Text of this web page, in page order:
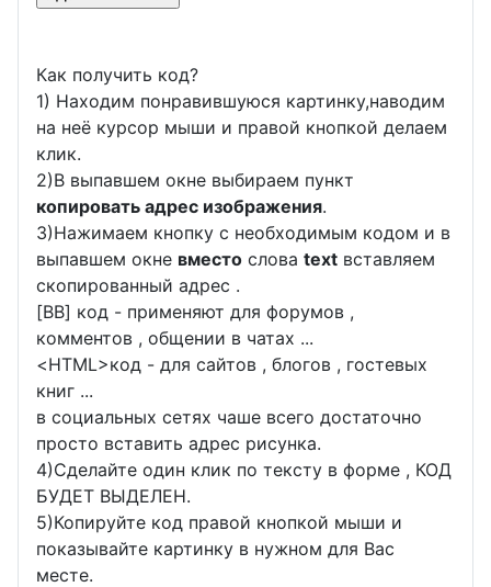
Как получить код?
1) Находим понравившуюся картинку,наводим
на неё курсор мыши и правой кнопкой делаем
клик.
2)В выпавшем окне выбираем пункт
копировать адрес изображения.
3)Нажимаем кнопку с необходимым кодом и в
выпавшем окне вместо слова text вставляем
скопированный адрес .
[BB] код - применяют для форумов ,
комментов , общении в чатах ...
<HTML>код - для сайтов , блогов , гостевых
книг ...
в социальных сетях чаше всего достаточно
просто вставить адрес рисунка.
4)Сделайте один клик по тексту в форме , КОД
БУДЕТ ВЫДЕЛЕН.
5)Копируйте код правой кнопкой мыши и
показывайте картинку в нужном для Вас
месте.